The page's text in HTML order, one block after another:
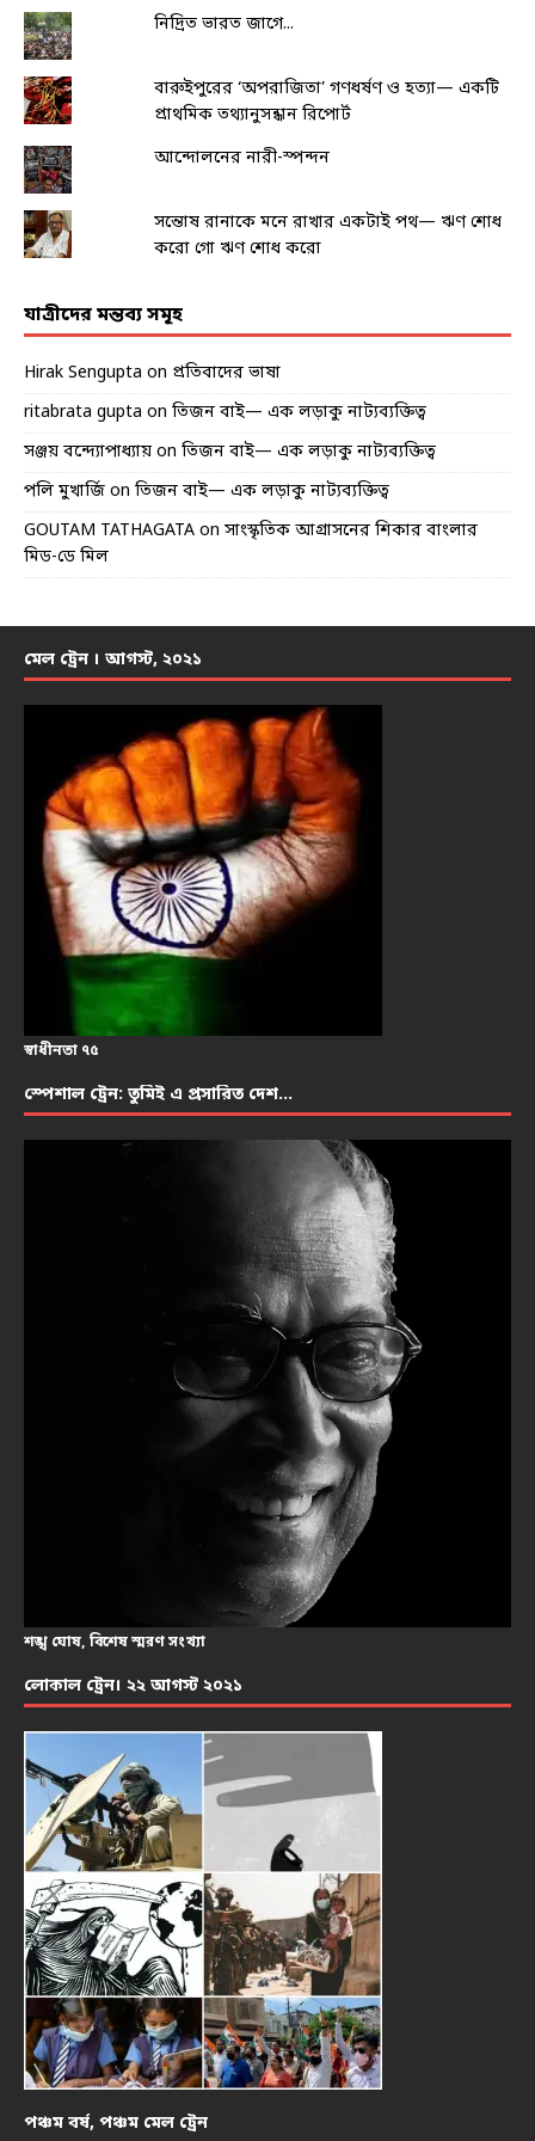
নিদ্রিত ভারত জাগে...
বারুইপুরের ‘অপরাজিতা’ গণধর্ষণ ও হত্যা— একটি
প্রাথমিক তথ্যানুসন্ধান রিপোর্ট
আন্দোলনের নারী-স্পন্দন
সন্তোষ রানাকে মনে রাখার একটাই পথ— ঋণ শোধ
করো গো ঋণ শোধ করো
যাত্রীদের মন্তব্য সমূহ
Hirak Sengupta on প্রতিবাদের ভাষা
ritabrata gupta on তিজন বাই— এক লড়াকু নাট্যব্যক্তিত্ব
সঞ্জয় বন্দ্যোপাধ্যায় on তিজন বাই— এক লড়াকু নাট্যব্যক্তিত্ব
পলি মুখার্জি on তিজন বাই— এক লড়াকু নাট্যব্যক্তিত্ব
GOUTAM TATHAGATA on সাংস্কৃতিক আগ্রাসনের শিকার বাংলার
মিড-ডে মিল
মেল ট্রেন । আগস্ট, ২০২১
স্বাধীনতা ৭৫
স্পেশাল ট্রেন: তুমিই এ প্রসারিত দেশ…
শঙ্খ ঘোষ, বিশেষ স্মরণ সংখ্যা
লোকাল ট্রেন। ২২ আগস্ট ২০২১
পঞ্চম বর্ষ, পঞ্চম মেল ট্রেন